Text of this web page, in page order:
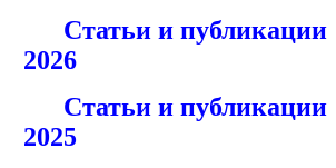
Статьи и публикации
2026
Статьи и публикации
2025